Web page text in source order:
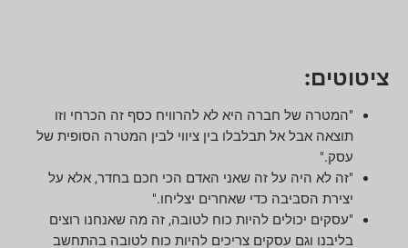
ציטוטים:
"המטרה של חברה היא לא להרוויח כסף זה הכרחי וזו
תוצאה אבל אל תבלבלו בין ציווי לבין המטרה הסופית של
עסק."
"זה לא היה על זה שאני האדם הכי חכם בחדר, אלא על
יצירת הסביבה כדי שאחרים יצליחו."
"עסקים יכולים להיות כוח לטובה, זה מה שאנחנו רוצים
בליבנו וגם עסקים צריכים להיות כוח לטובה בהתחשב